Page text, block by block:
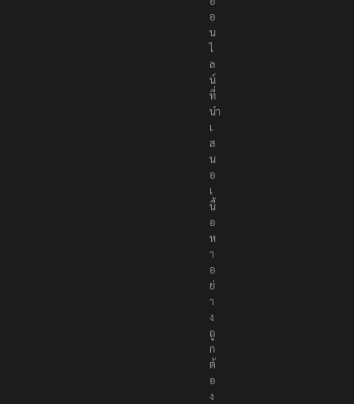
อ
น
ไ
ล
น์
ที่
นำ
เ
ส
น
อ
เ
นื้
อ
ห
า
อ
ย่
า
ง
ถู
ก
ต้
อ
ง